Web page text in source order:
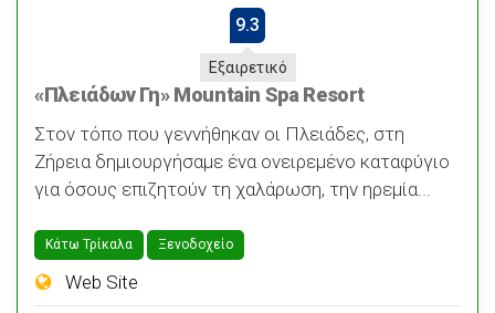
9.3
Εξαιρετικό
«Πλειάδων Γη» Mountain Spa Resort
Στον τόπο που γεννήθηκαν οι Πλειάδες, στη
Ζήρεια δημιουργήσαμε ένα ονειρεμένο καταφύγιο
για όσους επιζητούν τη χαλάρωση, την ηρεμία...
Κάτω Τρίκαλα Ξενοδοχείο
Web Site